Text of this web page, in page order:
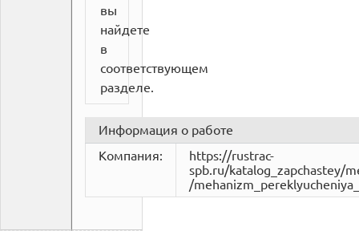
вы
найдете
в
соответствующем
разделе.
Информация о работе
Компания:
https://rustrac-
spb.ru/katalog_zapchastey/
­/